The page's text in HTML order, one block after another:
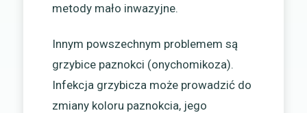
metody mało inwazyjne.
Innym powszechnym problemem są
grzybice paznokci (onychomikoza).
Infekcja grzybicza może prowadzić do
zmiany koloru paznokcia, jego